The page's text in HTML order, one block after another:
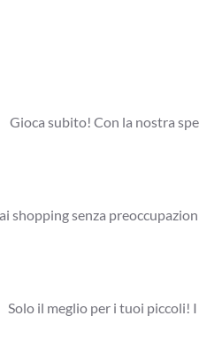
Gioca subito! Con la nostra
shopping senza
Solo il meglio per i tuoi piccoli!